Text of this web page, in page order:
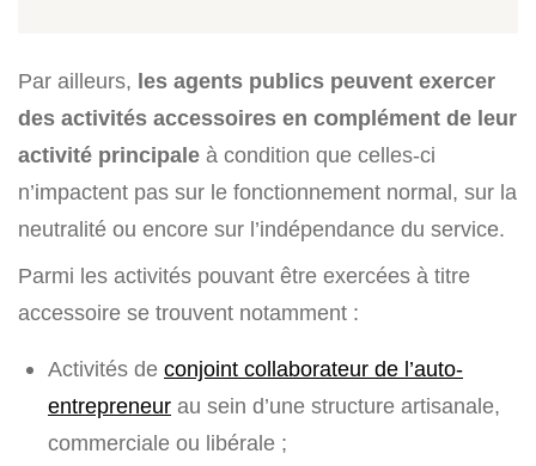
Par ailleurs, les agents publics peuvent exercer
des activités accessoires en complément de leur
activité principale à condition que celles-ci
n’impactent pas sur le fonctionnement normal, sur la
neutralité ou encore sur l’indépendance du service.
Parmi les activités pouvant être exercées à titre
accessoire se trouvent notamment :
Activités de conjoint collaborateur de l’auto-
entrepreneur au sein d’une structure artisanale,
commerciale ou libérale ;